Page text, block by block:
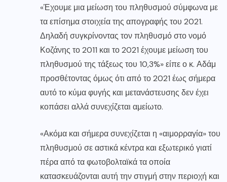
«Έχουμε μια μείωση του πληθυσμού σύμφωνα με
τα επίσημα στοιχεία της απογραφής του 2021.
Δηλαδή συγκρίνοντας τον πληθυσμό στο νομό
Κοζάνης το 2011 και το 2021 έχουμε μείωση του
πληθυσμού της τάξεως του 10,3%» είπε ο κ. Αδάμ
προσθέτοντας όμως ότι από το 2021 έως σήμερα
αυτό το κύμα φυγής και μετανάστευσης δεν έχει
κοπάσει αλλά συνεχίζεται αμείωτο.
«Ακόμα και σήμερα συνεχίζεται η «αιμορραγία» του
πληθυσμού σε αστικά κέντρα και εξωτερικό γιατί
πέρα από τα φωτοβολταϊκά τα οποία
κατασκευάζονται αυτή την στιγμή στην περιοχή και